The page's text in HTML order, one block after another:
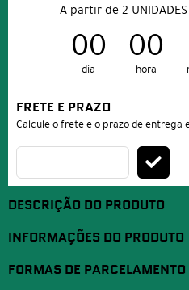
A partir de 2
00
dia
00
hora
FRETE E PRAZO
Calcule o frete e o prazo de entrega
DESCRIÇÃO DO PRODUTO
INFORMAÇÕES DO PRODUTO
FORMAS DE PARCELAMENTO